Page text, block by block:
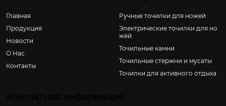
Главная
Продукция
Новости
О Hас
Контакты
Ручные точилки для ножей
Электрические точилки для но
жей
Точильные камни
Точильные стержни и мусаты
Точилки для активного отдыха